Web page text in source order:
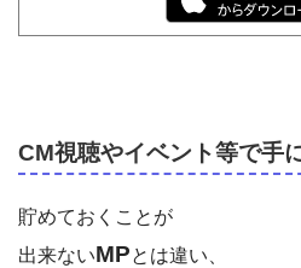
CM視聴やイベント等で手
貯めておくことが
出来ないMPとは違い、